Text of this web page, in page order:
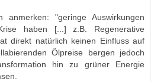
anmerken: "geringe Auswirkungen
haben [...] z.B. Regenerative
direkt natürlich keinen Einfluss auf
Ölpreise bergen jedoch
hin zu grüner Energie